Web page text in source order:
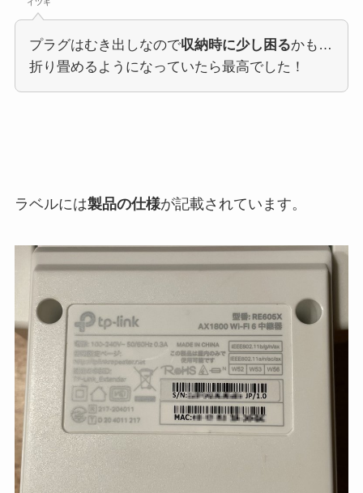
イツキ
プラグはむき出しなので収納時に少し困るかも…
折り畳めるようになっていたら最高でした！
ラベルには製品の仕様が記載されています。